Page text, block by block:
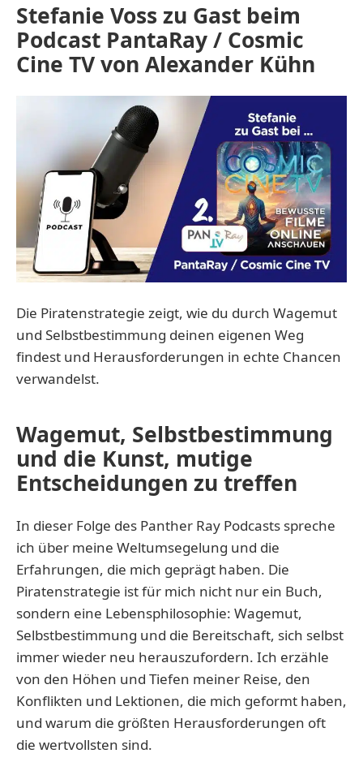
Stefanie Voss zu Gast beim
Podcast PantaRay / Cosmic
Cine TV von Alexander Kühn
Die Piratenstrategie zeigt, wie du durch Wagemut
und Selbstbestimmung deinen eigenen Weg
findest und Herausforderungen in echte Chancen
verwandelst.
Wagemut, Selbstbestimmung
und die Kunst, mutige
Entscheidungen zu treffen
In dieser Folge des Panther Ray Podcasts spreche
ich über meine Weltumsegelung und die
Erfahrungen, die mich geprägt haben. Die
Piratenstrategie ist für mich nicht nur ein Buch,
sondern eine Lebensphilosophie: Wagemut,
Selbstbestimmung und die Bereitschaft, sich selbst
immer wieder neu herauszufordern. Ich erzähle
von den Höhen und Tiefen meiner Reise, den
Konflikten und Lektionen, die mich geformt haben,
und warum die größten Herausforderungen oft
die wertvollsten sind.